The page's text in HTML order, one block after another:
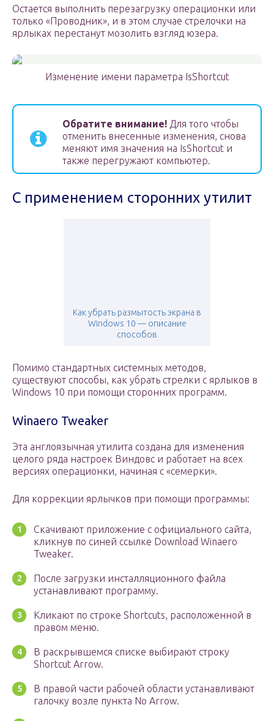
Остается выполнить перезагрузку операционки или
только «Проводник», и в этом случае стрелочки на
ярлыках перестанут мозолить взгляд юзера.
Изменение имени параметра IsShortcut
Обратите внимание! Для того чтобы
отменить внесенные изменения, снова
меняют имя значения на IsShortcut и
также перегружают компьютер.
С применением сторонних утилит
Как убрать размытость экрана в
Windows 10 — описание
способов
Помимо стандартных системных методов,
существуют способы, как убрать стрелки с ярлыков в
Windows 10 при помощи сторонних программ.
Winaero Tweaker
Эта англоязычная утилита создана для изменения
целого ряда настроек Виндовс и работает на всех
версиях операционки, начиная с «семерки».
Для коррекции ярлычков при помощи программы:
Скачивают приложение с официального сайта,
кликнув по синей ссылке Download Winaero
Tweaker.
После загрузки инсталляционного файла
устанавливают программу.
Кликают по строке Shortcuts, расположенной в
правом меню.
В раскрывшемся списке выбирают строку
Shortcut Arrow.
В правой части рабочей области устанавливают
галочку возле пункта No Arrow.